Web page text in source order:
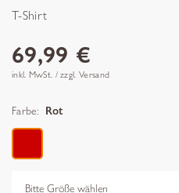
T-Shirt
69,99 €
inkl. MwSt. / zzgl. Versand
Farbe: Rot